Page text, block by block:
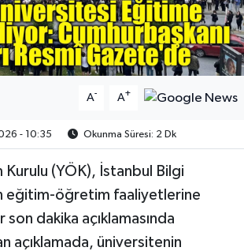
A- A+
- 10:35 Okunma Süresi: 2 Dk
(YÖK), İstanbul Bilgi
eğitim-öğretim faaliyetlerine
dakika açıklamasında
açıklamada, üniversitenin